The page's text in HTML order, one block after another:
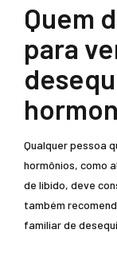
Quem
para
Qualquer pessoa
hormônios, como
de libido, deve
também
familiar de